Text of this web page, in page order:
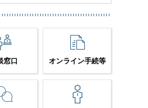
窓口 オンライン手続等